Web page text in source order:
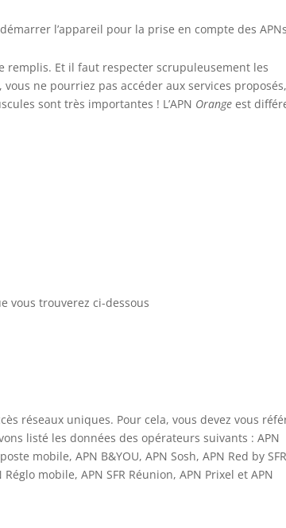
l’appareil pour la prise en compte des
remplis. Et il faut respecter scrupuleusement les
ne pourriez pas accéder aux services
sont très importantes ! L’APN Orange est
vous trouverez ci-dessous
réseaux uniques. Pour cela, vous devez vous
listé les données des opérateurs suivants : APN
mobile, APN B&YOU, APN Sosh, APN Red by
mobile, APN SFR Réunion, APN Prixel et APN